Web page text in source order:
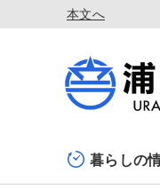
本文へ
暮らしの